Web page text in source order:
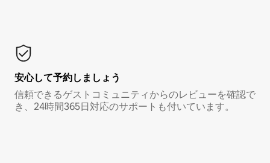
安心して予約しましょう
信頼できるゲストコミュニティからのレビューを確認で
き、24時間365日対応のサポートも付いています。